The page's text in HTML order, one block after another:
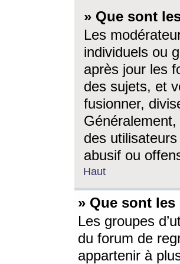
» Que sont
Les
individuels ou
après jour les
des sujets, et
fusionner,
des
abusif ou
Haut
» Que sont
Les groupes
du forum de
appartenir à